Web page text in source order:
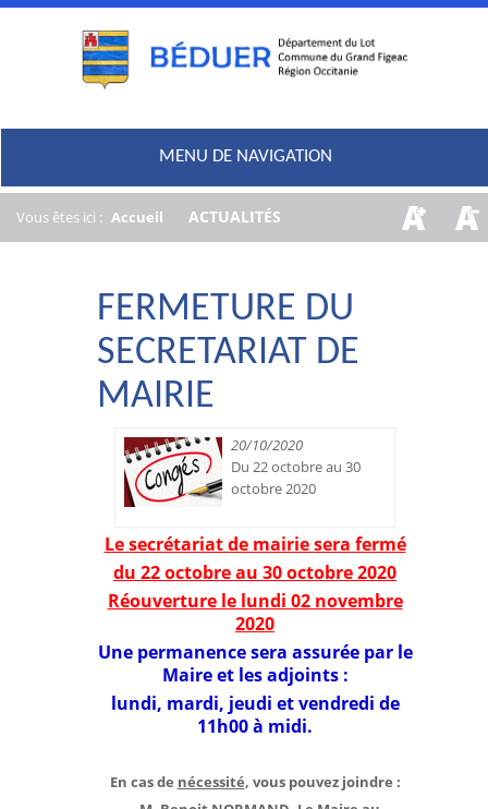
MENU DE NAVIGATION
Vous êtes ici : Accueil ACTUALITÉS
FERMETURE DU
SECRETARIAT DE
MAIRIE
20/10/2020
Du 22 octobre au 30
octobre 2020
Le secrétariat de mairie sera fermé
du 22 octobre au 30 octobre 2020
Réouverture le lundi 02 novembre
2020
Une permanence sera assurée par le
Maire et les adjoints :
lundi, mardi, jeudi et vendredi de
11h00 à midi.
En cas de nécessité, vous pouvez joindre :